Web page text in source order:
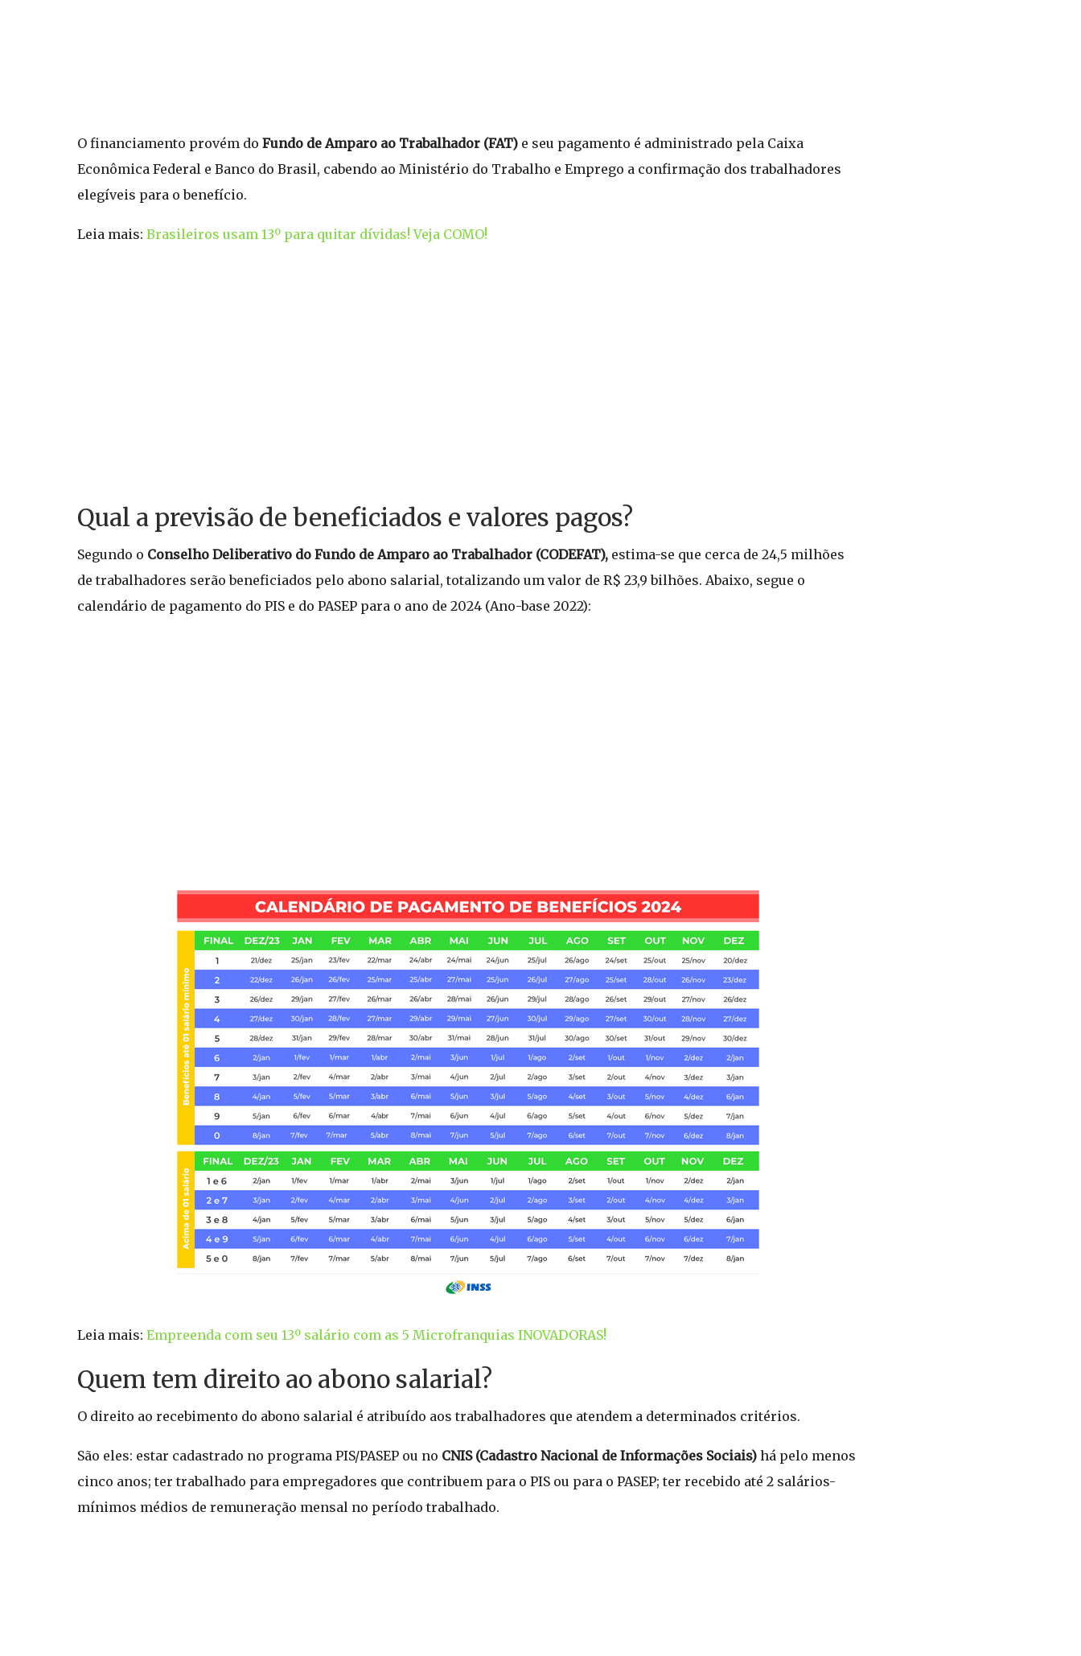
O financiamento provém do Fundo de Amparo ao Trabalhador (FAT) e seu pagamento é administrado pela Caixa
Econômica Federal e Banco do Brasil, cabendo ao Ministério do Trabalho e Emprego a confirmação dos trabalhadores
elegíveis para o benefício.
Leia mais: Brasileiros usam 13º para quitar dívidas! Veja COMO!
Qual a previsão de beneficiados e valores pagos?
Segundo o Conselho Deliberativo do Fundo de Amparo ao Trabalhador (CODEFAT), estima-se que cerca de 24,5 milhões
de trabalhadores serão beneficiados pelo abono salarial, totalizando um valor de R$ 23,9 bilhões. Abaixo, segue o
calendário de pagamento do PIS e do PASEP para o ano de 2024 (Ano-base 2022):
Leia mais: Empreenda com seu 13º salário com as 5 Microfranquias INOVADORAS!
Quem tem direito ao abono salarial?
O direito ao recebimento do abono salarial é atribuído aos trabalhadores que atendem a determinados critérios.
São eles: estar cadastrado no programa PIS/PASEP ou no CNIS (Cadastro Nacional de Informações Sociais) há pelo menos
cinco anos; ter trabalhado para empregadores que contribuem para o PIS ou para o PASEP; ter recebido até 2 salários-
mínimos médios de remuneração mensal no período trabalhado.